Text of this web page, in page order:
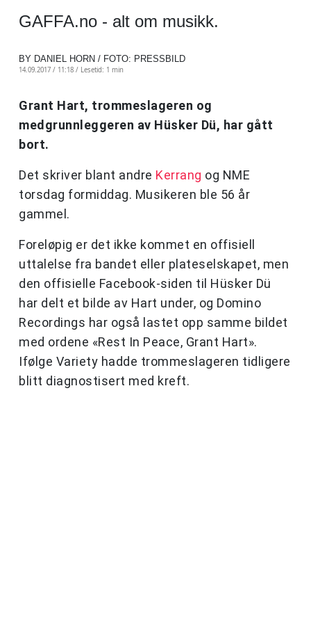
GAFFA.no - alt om musikk.
BY DANIEL HORN / FOTO: PRESSBILD
14.09.2017 / 11:18 / Lesetid: 1 min
Grant Hart, trommeslageren og
medgrunnleggeren av Hüsker Dü, har gått
bort.
Det skriver blant andre Kerrang og NME
torsdag formiddag. Musikeren ble 56 år
gammel.
Foreløpig er det ikke kommet en offisiell
uttalelse fra bandet eller plateselskapet, men
den offisielle Facebook-siden til Hüsker Dü
har delt et bilde av Hart under, og Domino
Recordings har også lastet opp samme bildet
med ordene «Rest In Peace, Grant Hart».
Ifølge Variety hadde trommeslageren tidligere
blitt diagnostisert med kreft.